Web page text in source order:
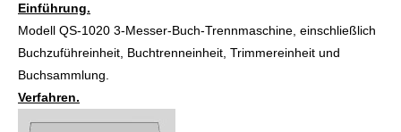
Einführung.
Modell QS-1020 3-Messer-Buch-Trennmaschine, einschließlich
Buchzuführeinheit, Buchtrenneinheit, Trimmereinheit und
Buchsammlung.
Verfahren.